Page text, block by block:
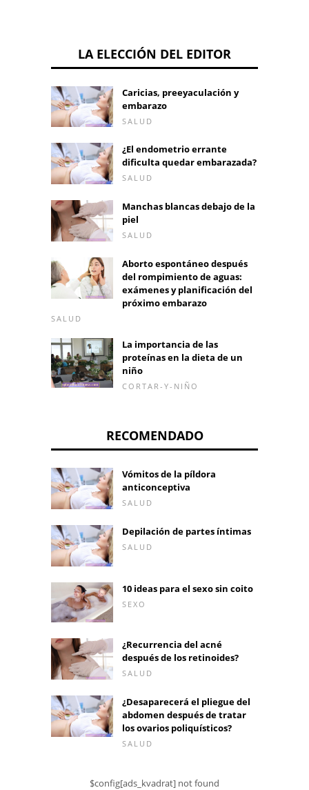
LA ELECCIÓN DEL EDITOR
Caricias, preeyaculación y
embarazo
SALUD
¿El endometrio errante
dificulta quedar embarazada?
SALUD
Manchas blancas debajo de la
piel
SALUD
Aborto espontáneo después
del rompimiento de aguas:
exámenes y planificación del
próximo embarazo
SALUD
La importancia de las
proteínas en la dieta de un
niño
CORTAR-Y-NIÑO
RECOMENDADO
Vómitos de la píldora
anticonceptiva
SALUD
Depilación de partes íntimas
SALUD
10 ideas para el sexo sin coito
SEXO
¿Recurrencia del acné
después de los retinoides?
SALUD
¿Desaparecerá el pliegue del
abdomen después de tratar
los ovarios poliquísticos?
SALUD
$config[ads_kvadrat] not found